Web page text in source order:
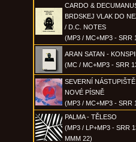
CARDO &
BRDSKEJ VLAK DO
/ D.C. NOTES
(MP3 / MC+MP3 - SRR
ARAN SATAN -
(MC / MC+MP3 - SRR
SEVERNÍ
NOVÉ PÍSNĚ
(MP3 / MC+MP3 - SRR
PALMA - TĚLESO
(MP3 / LP+MP3 - SRR
MMM 22)